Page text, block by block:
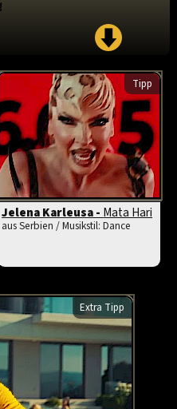
Tipp
Jelena Karleusa - Mata Hari
aus Serbien / Musikstil: Dance
Extra Tipp